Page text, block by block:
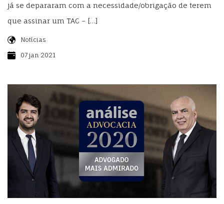
já se depararam com a necessidade/obrigação de terem
que assinar um TAC – […]
Notícias
07 jan 2021